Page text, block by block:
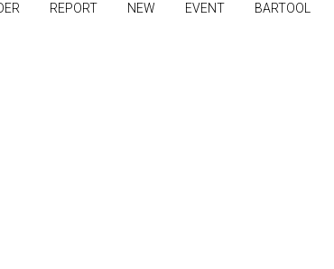
REPORT NEW EVENT BARTOOL